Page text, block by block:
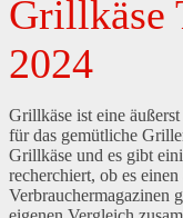
Grillkäse
2024
Grillkäse ist eine
für das gemütliche
Grillkäse und es gibt
recherchiert, ob es
Verbrauchermagazinen